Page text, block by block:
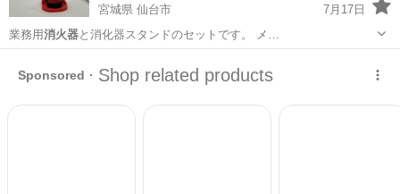
宮城県 仙台市
7月17日
業務用消火器 と消化器スタンドのセットです。 メ…